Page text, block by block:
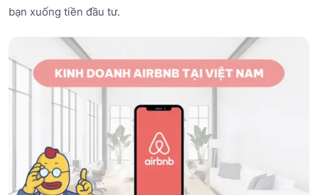
bạn xuống tiền đầu tư.